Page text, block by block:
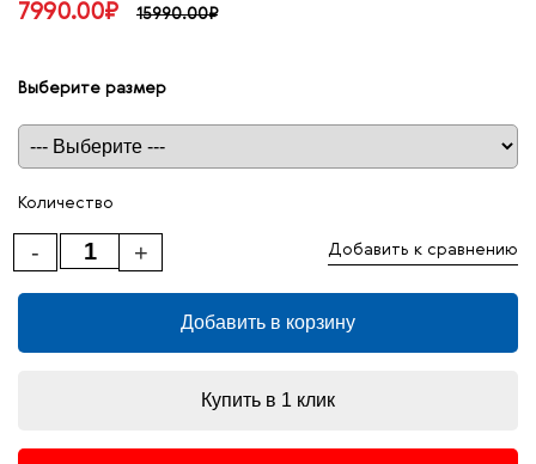
7990.00₽ 15990.00₽
Выберите размер
Таблица размеров
Количество
+
- Добавить к сравнению
Добавить в корзину
Купить в 1 клик